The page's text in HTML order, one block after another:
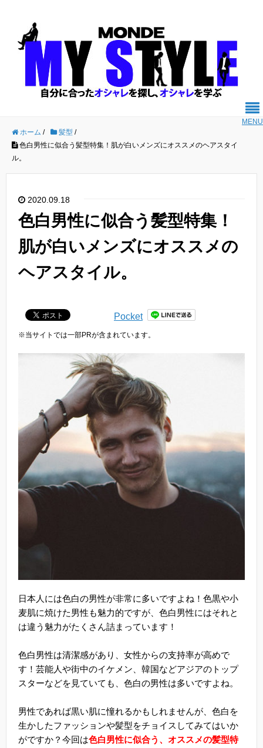
MENU
ホーム / 髪型 /
色白男性に似合う髪型特集！肌が白いメンズにオススメのヘアスタイ
ル。
2020.09.18
色白男性に似合う髪型特集！
肌が白いメンズにオススメの
ヘアスタイル。
Pocket
※当サイトでは一部PRが含まれています。
日本人には色白の男性が非常に多いですよね！色黒や小
麦肌に焼けた男性も魅力的ですが、色白男性にはそれと
は違う魅力がたくさん詰まっています！
色白男性は清潔感があり、女性からの支持率が高めで
す！芸能人や街中のイケメン、韓国などアジアのトップ
スターなどを見ていても、色白の男性は多いですよね。
男性であれば黒い肌に憧れるかもしれませんが、色白を
生かしたファッションや髪型をチョイスしてみてはいか
がですか？今回は色白男性に似合う、オススメの髪型特